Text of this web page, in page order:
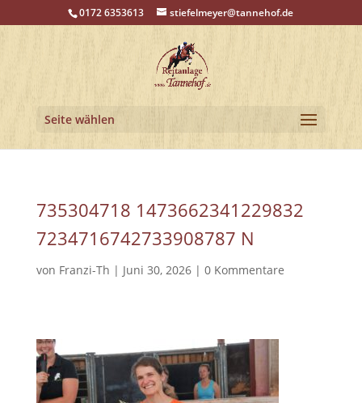
0172 6353613 stiefelmeyer@tannehof.de
Seite wählen
735304718 1473662341229832
7234716742733908787 N
von Franzi-Th | Juni 30, 2026| 0 Kommentare